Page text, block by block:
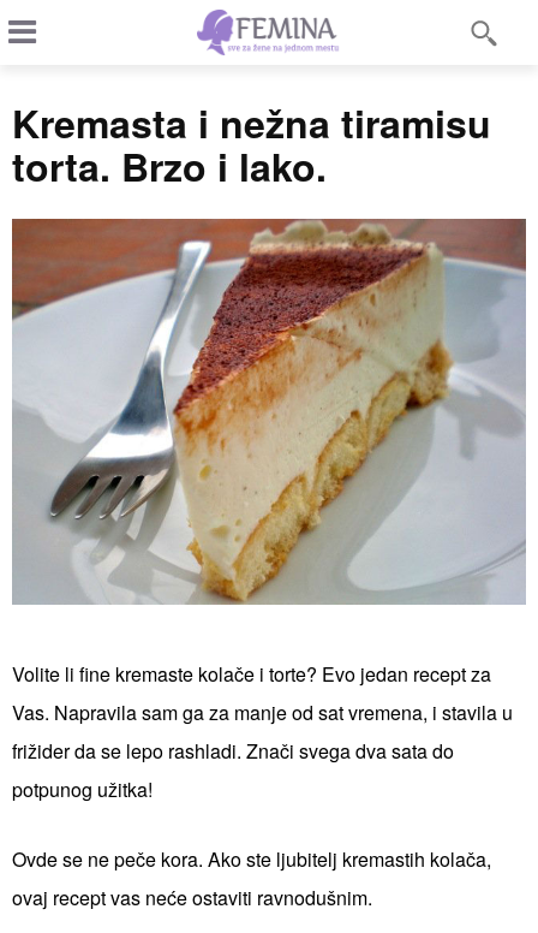
Kremasta i nežna tiramisu
torta. Brzo i lako.
Volite li fine kremaste kolače i torte? Evo jedan recept za
Vas. Napravila sam ga za manje od sat vremena, i stavila u
frižider da se lepo rashladi. Znači svega dva sata do
potpunog užitka!
Ovde se ne peče kora. Ako ste ljubitelj kremastih kolača,
ovaj recept vas neće ostaviti ravnodušnim.